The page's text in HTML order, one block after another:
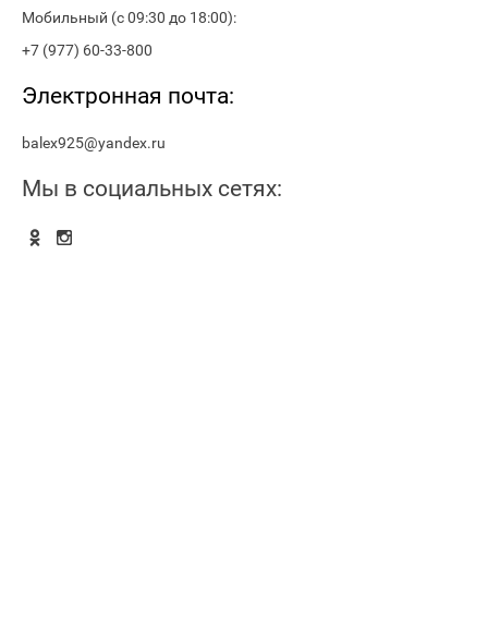
Мобильный (с 09:30 до 18:00):
+7 (977) 60-33-800
Электронная почта:
balex925@yandex.ru
Мы в социальных сетях: